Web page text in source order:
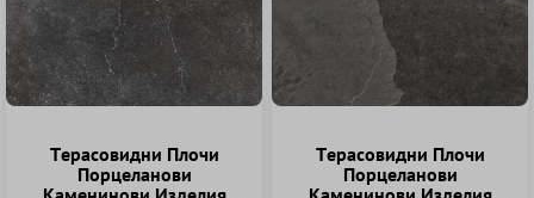
Tерасовидни Плочи
Порцеланови
Tерасовидни Плочи
Порцеланови